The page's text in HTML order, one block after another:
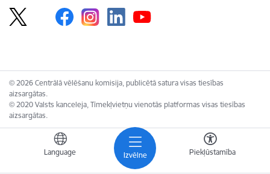
Izvēlne
Language Piekļūstamība
© 2026 Centrālā vēlēšanu komisija, publicētā satura visas tiesības
aizsargātas.
© 2020 Valsts kanceleja, Tīmekļvietņu vienotās platformas visas tiesības
aizsargātas.